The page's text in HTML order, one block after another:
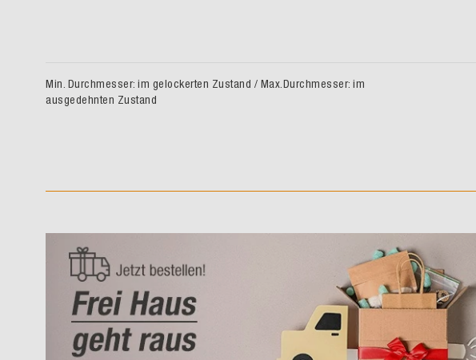
Min. Durchmesser: im gelockerten Zustand / Max.Durchmesser: im
ausgedehnten Zustand